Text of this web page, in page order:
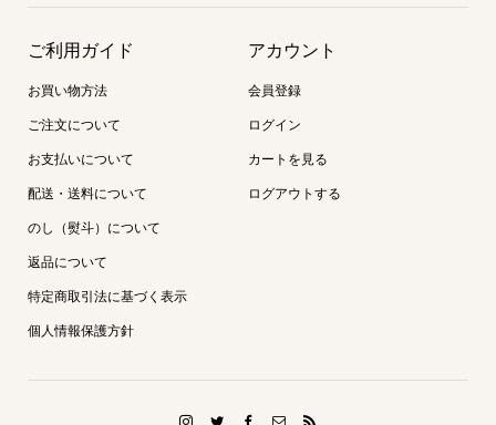
ご利用ガイド
お買い物方法
ご注文について
お支払いについて
配送・送料について
のし（熨斗）について
返品について
特定商取引法に基づく表示
個人情報保護方針
アカウント
会員登録
ログイン
カートを見る
ログアウトする